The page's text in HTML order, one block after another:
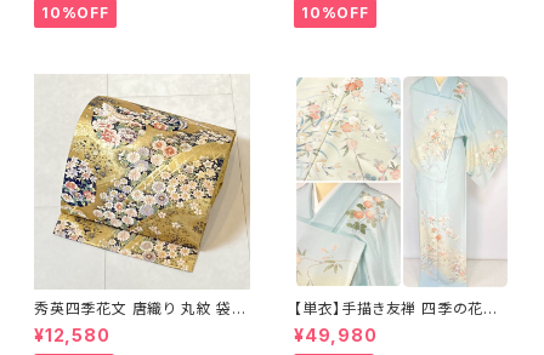
10%OFF 10%OFF
秀英四季花文 唐織り 丸紋 袋帯
正絹 金糸 ゴールド 紺 ピンク 7
05
¥12,580
【単衣】手描き友禅 四季の花々
正絹 訪問着 水色 黄緑 白 パス
テルカラー 1431
¥49,980